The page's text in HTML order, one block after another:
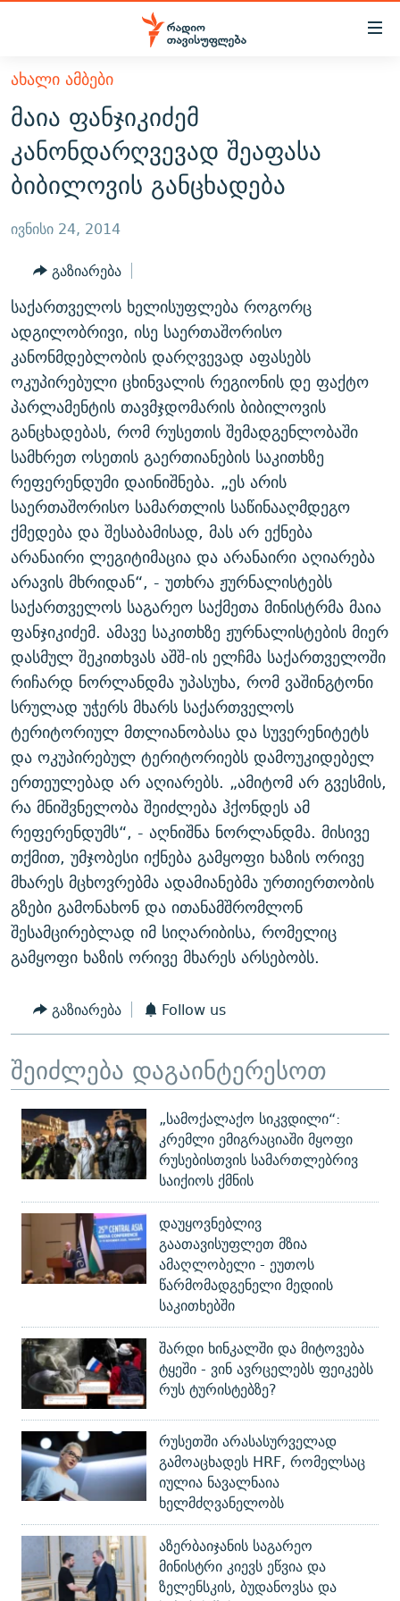
Accessibility
მთავარ
შინაარსზე
დაბრუნება
მთავარ
ნავიგაციაზე
დაბრუნება
ძიებაზე
ᲐᲮᲐᲚᲘ ᲐᲛᲑᲔᲑᲘ
ᲗᲔᲛᲔᲑᲘ
ᲞᲝᲚᲘᲢᲘᲙᲐ
ᲔᲙᲝᲜᲝᲛᲘᲙᲐ
ᲡᲐᲖᲝᲒᲐᲓᲝᲔᲑᲐ
ᲕᲘᲓᲔᲝ
ᲑᲚᲝᲒᲔᲑᲘ
ᲞᲝᲓᲙᲐᲡᲢᲔᲑᲘ
60 ᲓᲔᲪᲘᲑᲔᲚᲘ
ᲒᲐᲜᲙᲘᲗᲮᲕᲘᲡ ᲓᲦᲔ
ᲓᲘᲚᲘᲡ ᲡᲐᲣᲑᲠᲔᲑᲘ
ᲛᲝᲚᲐᲞᲐᲠᲐᲙᲔ ᲢᲔᲥᲡᲢᲔᲑᲘ
ᲨᲘᲜ - ᲣᲪᲮᲝᲔᲗᲨᲘ
ᲚᲘᲢᲔᲠᲐᲢᲣᲠᲣᲚᲘ ᲬᲐᲮᲜᲐᲒᲔᲑᲘ
ᲐᲛᲔᲠᲘᲙᲣᲚᲘ ᲛᲝᲗᲮᲠᲝᲑᲐ
ᲘᲛᲞᲔᲠᲘᲐ ᲓᲐ ᲠᲐᲓᲘᲝ
ᲤᲔᲜᲝᲕᲐᲜᲘ - 2.10
ᲗᲥᲕᲔᲜᲘ ᲞᲣᲑᲚᲘᲙᲐᲪᲘᲔᲑᲘ
ᲞᲠᲝᲔᲥᲢᲔᲑᲘ
ᲣᲙᲠᲐᲘᲜᲐᲨᲘ ᲓᲐᲦᲣᲞᲣᲚᲘ ᲥᲐᲠᲗᲕᲔᲚᲘ ᲛᲔᲑᲠᲫᲝᲚᲔᲑᲘ - 2022
ᲓᲐᲛᲝᲣᲙᲘᲓᲔᲑᲚᲝᲑᲘᲡ 100 ᲬᲔᲚᲘ
ᲩᲔᲛᲘ ᲡᲘᲙᲕᲓᲘᲚᲘᲡ ᲛᲘᲖᲔᲖᲘᲐ COVID-19
11 ᲬᲔᲚᲘ - 11 ᲐᲛᲑᲐᲕᲘ
ᲡᲐᲞᲐᲠᲚᲐᲛᲔᲜᲢᲝ ᲐᲠᲩᲔᲕᲜᲔᲑᲘᲡ ᲘᲡᲢᲝᲠᲘᲐ
ᲑᲐᲕᲨᲕᲔᲑᲘ ᲞᲠᲝᲡᲢᲘᲢᲣᲪᲘᲐᲨᲘ - ᲐᲛᲝᲣᲗᲥᲛᲔᲚᲘ ᲐᲛᲑᲐᲕᲘ
5 ᲐᲛᲑᲐᲕᲘ - 20 ᲘᲕᲜᲘᲡᲡ ᲓᲐᲨᲐᲕᲔᲑᲣᲚᲔᲑᲘ
ᲐᲒᲕᲘᲡᲢᲝᲡ ᲝᲛᲘ
ПРИВЕТ ᲙᲣᲚᲢᲣᲠᲐ
ЭХО КАВКАЗА
ᲒᲐᲛᲝᲘᲬᲔᲠᲔ
რთე/რთ-ის ყველა საიტი
ᲐᲮᲐᲚᲘ ᲐᲛᲑᲔᲑᲘ
მაია ფანჯიკიძემ
კანონდარღვევად შეაფასა
ბიბილოვის განცხადება
ივნისი 24, 2014
გაზიარება
საქართველოს ხელისუფლება როგორც
ადგილობრივი, ისე საერთაშორისო
კანონმდებლობის დარღვევად აფასებს
ოკუპირებული ცხინვალის რეგიონის დე ფაქტო
პარლამენტის თავმჯდომარის ბიბილოვის
განცხადებას, რომ რუსეთის შემადგენლობაში
სამხრეთ ოსეთის გაერთიანების საკითხზე
რეფერენდუმი დაინიშნება. „ეს არის
საერთაშორისო სამართლის საწინააღმდეგო
ქმედება და შესაბამისად, მას არ ექნება
არანაირი ლეგიტიმაცია და არანაირი აღიარება
არავის მხრიდან“, - უთხრა ჟურნალისტებს
საქართველოს საგარეო საქმეთა მინისტრმა მაია
ფანჯიკიძემ. ამავე საკითხზე ჟურნალისტების მიერ
დასმულ შეკითხვას აშშ-ის ელჩმა საქართველოში
რიჩარდ ნორლანდმა უპასუხა, რომ ვაშინგტონი
სრულად უჭერს მხარს საქართველოს
ტერიტორიულ მთლიანობასა და სუვერენიტეტს
და ოკუპირებულ ტერიტორიებს დამოუკიდებელ
ერთეულებად არ აღიარებს. „ამიტომ არ გვესმის,
რა მნიშვნელობა შეიძლება ჰქონდეს ამ
რეფერენდუმს“, - აღნიშნა ნორლანდმა. მისივე
თქმით, უმჯობესი იქნება გამყოფი ხაზის ორივე
მხარეს მცხოვრებმა ადამიანებმა ურთიერთობის
გზები გამონახონ და ითანამშრომლონ
შესამცირებლად იმ სიღარიბისა, რომელიც
გამყოფი ხაზის ორივე მხარეს არსებობს.
გაზიარება Follow us
შეიძლება დაგაინტერესოთ
„სამოქალაქო სიკვდილი“:
კრემლი ემიგრაციაში მყოფი
რუსებისთვის სამართლებრივ
საიქიოს ქმნის
დაუყოვნებლივ
გაათავისუფლეთ მზია
ამაღლობელი - ეუთოს
წარმომადგენელი მედიის
საკითხებში
შარდი ხინკალში და მიტოვება
ტყეში - ვინ ავრცელებს ფეიკებს
რუს ტურისტებზე?
რუსეთში არასასურველად
გამოაცხადეს HRF, რომელსაც
იულია ნავალნაია
ხელმძღვანელობს
აზერბაიჯანის საგარეო
მინისტრი კიევს ეწვია და
ზელენსკის, ბუდანოვსა და